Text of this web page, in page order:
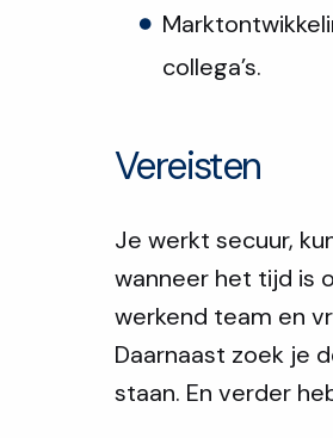
collega’s.
Vereisten
Je werkt secuur,
wanneer het tijd is
werkend team en
Daarnaast zoek je
staan. En verder